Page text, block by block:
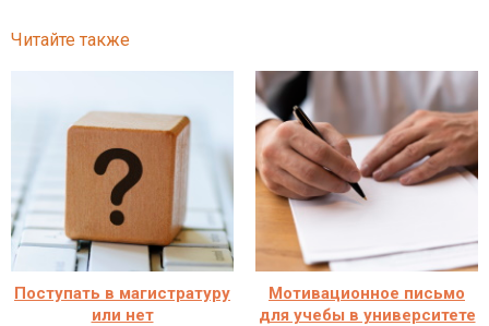
Читайте также
Поступать в магистратуру
или нет
Мотивационное письмо
для учебы в университете